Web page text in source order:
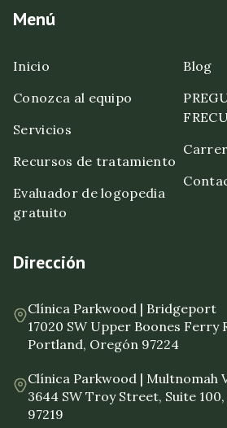
Menú
Inicio
Conozca al equipo
Servicios
Recursos de tratamiento
Evaluador de logopedia
gratuito
Blog
Dirección
Clínica Parkwood | Bridgeport
17020 SW Upper Boones Ferry
Portland, Oregón 97224
Clínica Parkwood | Multnomah
3644 SW Troy Street, Suite
97219